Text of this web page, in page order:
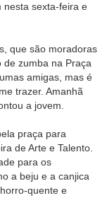
nesta sexta-feira e
que são moradoras
de zumba na Praça
amigas, mas é
trazer. Amanhã
a jovem.
praça para
de Arte e Talento.
para os
a beju e a canjica
quente e